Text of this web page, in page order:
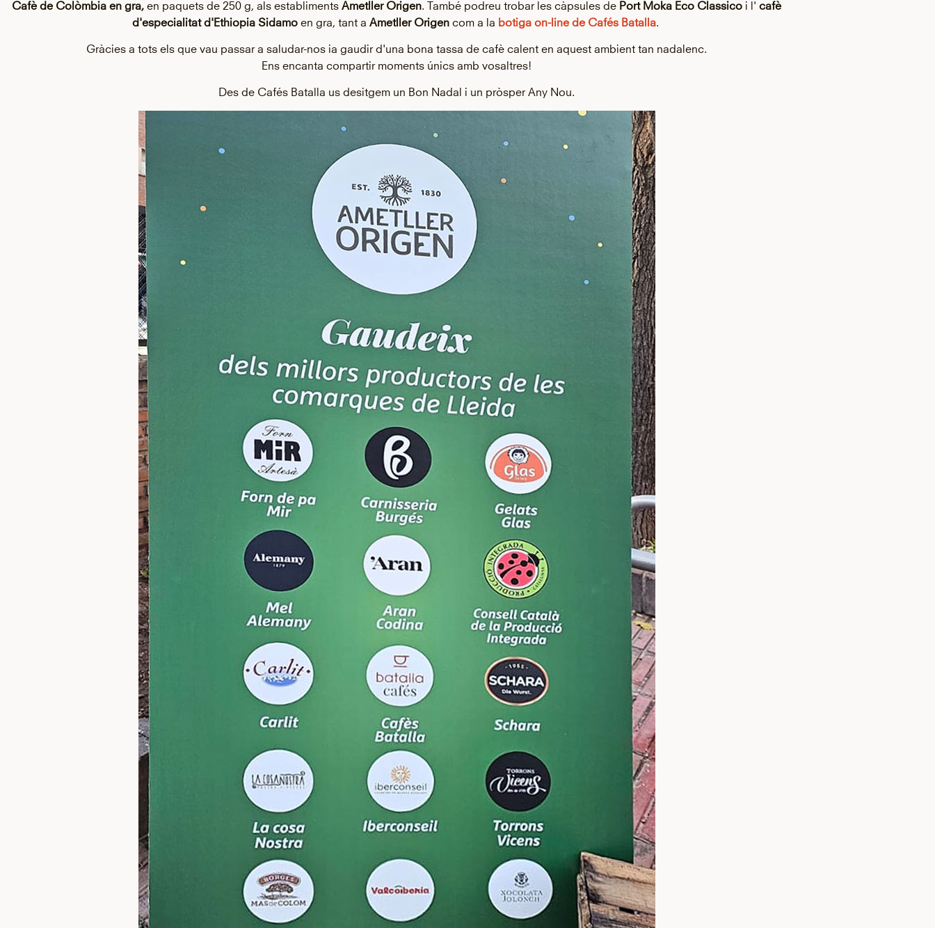
Cafè de Colòmbia en gra, en paquets de 250 g, als establiments Ametller Origen . També podreu trobar les càpsules de Port Moka Eco Classico i l' cafè
d'especialitat d'Ethiopia Sidamoen gra, tant a Ametller Origencom a la botiga on-line de Cafés Batalla.
Gràcies a tots els que vau passar a saludar-nos ia gaudir d'una bona tassa de cafè calent en aquest ambient tan nadalenc.
Ens encanta compartir moments únics amb vosaltres!
Des de Cafés Batalla us desitgem un Bon Nadal i un pròsper Any Nou.